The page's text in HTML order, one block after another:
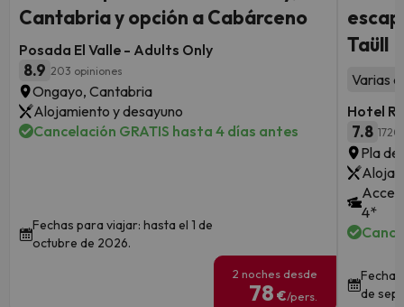
Cantabria y opción a Cabárceno
Posada El Valle - Adults Only
8.9 203 opiniones
Ongayo, Cantabria
Alojamiento y desayuno
Cancelación GRATIS hasta 4 días antes
Fechas para viajar: hasta el 1 de
octubre de 2026.
2 noches desde
78 €/pers.
Taüll
Varias
Hotel
7.8
Pla
4*
de